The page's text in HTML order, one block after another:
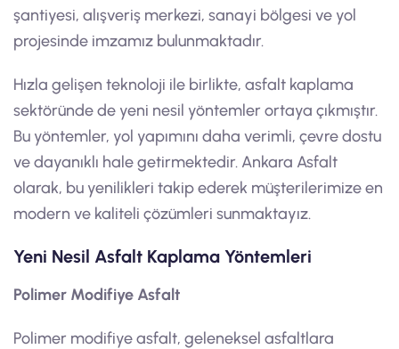
şantiyesi, alışveriş merkezi, sanayi bölgesi ve yol
projesinde imzamız bulunmaktadır.
Hızla gelişen teknoloji ile birlikte, asfalt kaplama
sektöründe de yeni nesil yöntemler ortaya çıkmıştır.
Bu yöntemler, yol yapımını daha verimli, çevre dostu
ve dayanıklı hale getirmektedir. Ankara Asfalt
olarak, bu yenilikleri takip ederek müşterilerimize en
modern ve kaliteli çözümleri sunmaktayız.
Yeni Nesil Asfalt Kaplama Yöntemleri
Polimer Modifiye Asfalt
Polimer modifiye asfalt, geleneksel asfaltlara